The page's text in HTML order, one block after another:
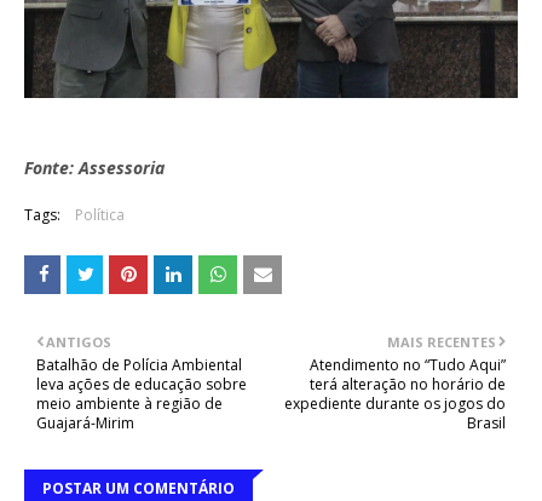
Fonte: Assessoria
Tags: Política
MAIS RECENTES
Atendimento no “Tudo Aqui”
terá alteração no horário de
expediente durante os jogos do
Brasil
ANTIGOS
Batalhão de Polícia Ambiental
leva ações de educação sobre
meio ambiente à região de
Guajará-Mirim
POSTAR UM COMENTÁRIO